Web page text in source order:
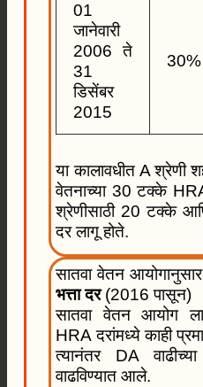
01
जानेवारी
2006 ते
31
डिसेंबर
2015
30%
या कालावधीत A श्रेणी
वेतनाच्या 30 टक्के
श्रेणीसाठी 20 टक्के
दर लागू होते.
सातवा वेतन आयोगानुसार
भत्ता दर(2016 पासून)
सातवा वेतन आयोग
HRA दरांमध्ये काही
त्यानंतर DA
वाढविण्यात आले.